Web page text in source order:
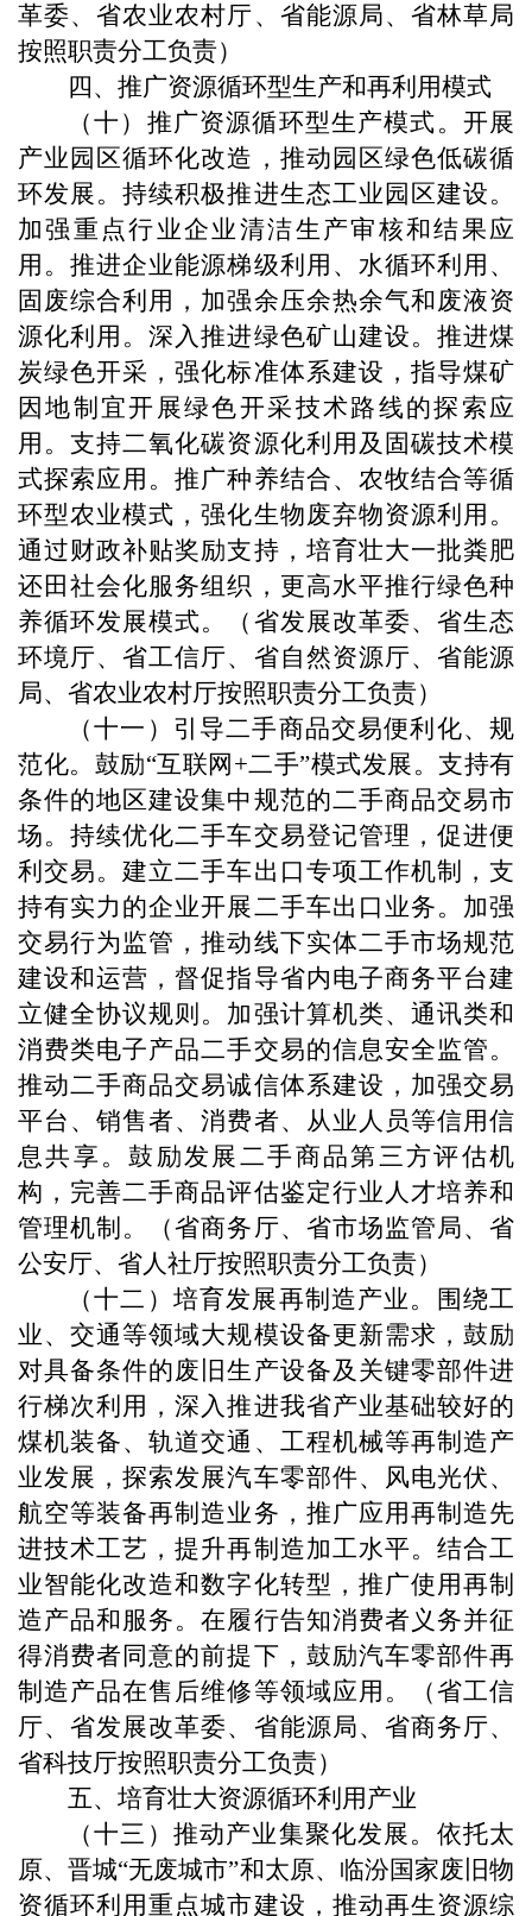
革委、省农业农村厅、省能源局、省林草局
按照职责分工负责）
四、推广资源循环型生产和再利用模式
（十）推广资源循环型生产模式。开展
产业园区循环化改造，推动园区绿色低碳循
环发展。持续积极推进生态工业园区建设。
加强重点行业企业清洁生产审核和结果应
用。推进企业能源梯级利用、水循环利用、
固废综合利用，加强余压余热余气和废液资
源化利用。深入推进绿色矿山建设。推进煤
炭绿色开采，强化标准体系建设，指导煤矿
因地制宜开展绿色开采技术路线的探索应
用。支持二氧化碳资源化利用及固碳技术模
式探索应用。推广种养结合、农牧结合等循
环型农业模式，强化生物废弃物资源利用。
通过财政补贴奖励支持，培育壮大一批粪肥
还田社会化服务组织，更高水平推行绿色种
养循环发展模式。（省发展改革委、省生态
环境厅、省工信厅、省自然资源厅、省能源
局、省农业农村厅按照职责分工负责）
（十一）引导二手商品交易便利化、规
范化。鼓励“互联网+二手”模式发展。支持有
条件的地区建设集中规范的二手商品交易市
场。持续优化二手车交易登记管理，促进便
利交易。建立二手车出口专项工作机制，支
持有实力的企业开展二手车出口业务。加强
交易行为监管，推动线下实体二手市场规范
建设和运营，督促指导省内电子商务平台建
立健全协议规则。加强计算机类、通讯类和
消费类电子产品二手交易的信息安全监管。
推动二手商品交易诚信体系建设，加强交易
平台、销售者、消费者、从业人员等信用信
息共享。鼓励发展二手商品第三方评估机
构，完善二手商品评估鉴定行业人才培养和
管理机制。（省商务厅、省市场监管局、省
公安厅、省人社厅按照职责分工负责）
（十二）培育发展再制造产业。围绕工
业、交通等领域大规模设备更新需求，鼓励
对具备条件的废旧生产设备及关键零部件进
行梯次利用，深入推进我省产业基础较好的
煤机装备、轨道交通、工程机械等再制造产
业发展，探索发展汽车零部件、风电光伏、
航空等装备再制造业务，推广应用再制造先
进技术工艺，提升再制造加工水平。结合工
业智能化改造和数字化转型，推广使用再制
造产品和服务。在履行告知消费者义务并征
得消费者同意的前提下，鼓励汽车零部件再
制造产品在售后维修等领域应用。（省工信
厅、省发展改革委、省能源局、省商务厅、
省科技厅按照职责分工负责）
五、培育壮大资源循环利用产业
（十三）推动产业集聚化发展。依托太
原、晋城“无废城市”和太原、临汾国家废旧物
资循环利用重点城市建设，推动再生资源综